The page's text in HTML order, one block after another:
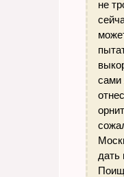
не
сами
дать